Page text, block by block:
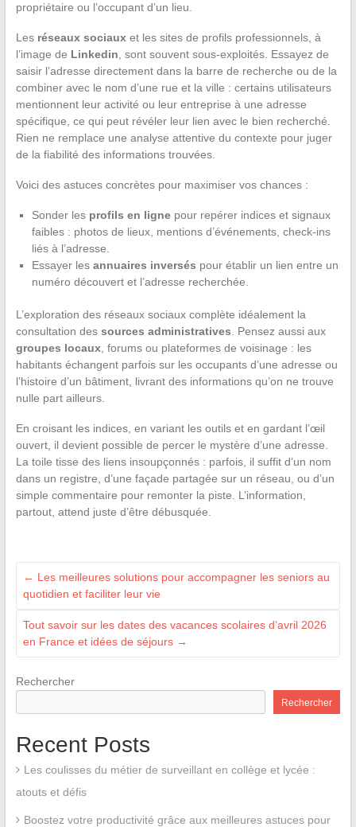
propriétaire ou l’occupant d’un lieu.
Les réseaux sociauxet les sites de profils professionnels, à
l’image de Linkedin , sont souvent sous-exploités. Essayez de
saisir l’adresse directement dans la barre de recherche ou de la
combiner avec le nom d’une rue et la ville : certains utilisateurs
mentionnent leur activité ou leur entreprise à une adresse
spécifique, ce qui peut révéler leur lien avec le bien recherché.
Rien ne remplace une analyse attentive du contexte pour juger
de la fiabilité des informations trouvées.
Voici des astuces concrètes pour maximiser vos chances :
Sonder les profils en lignepour repérer indices et signaux
faibles : photos de lieux, mentions d’événements, check-ins
liés à l’adresse.
Essayer les annuaires inversés pour établir un lien entre un
numéro découvert et l’adresse recherchée.
L’exploration des réseaux sociaux complète idéalement la
consultation des sources administratives . Pensez aussi aux
groupes locaux, forums ou plateformes de voisinage : les
habitants échangent parfois sur les occupants d’une adresse ou
l’histoire d’un bâtiment, livrant des informations qu’on ne trouve
nulle part ailleurs.
En croisant les indices, en variant les outils et en gardant l’œil
ouvert, il devient possible de percer le mystère d’une adresse.
La toile tisse des liens insoupçonnés : parfois, il suffit d’un nom
dans un registre, d’une façade partagée sur un réseau, ou d’un
simple commentaire pour remonter la piste. L’information,
partout, attend juste d’être débusquée.
← Les meilleures solutions pour accompagner les seniors au
quotidien et faciliter leur vie
Tout savoir sur les dates des vacances scolaires d’avril 2026
en France et idées de séjours →
Rechercher
Rechercher
Recent Posts
Les coulisses du métier de surveillant en collège et lycée :
atouts et défis
Boostez votre productivité grâce aux meilleures astuces pour